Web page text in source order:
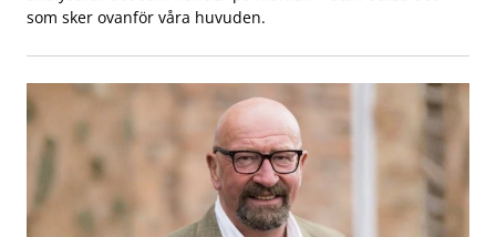
som sker ovanför våra huvuden.